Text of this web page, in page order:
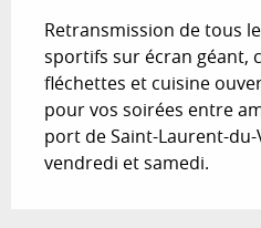
Retransmission de tous
sportifs sur écran géant,
fléchettes et cuisine
pour vos soirées entre
port de Saint-Laurent-du-
vendredi et samedi.